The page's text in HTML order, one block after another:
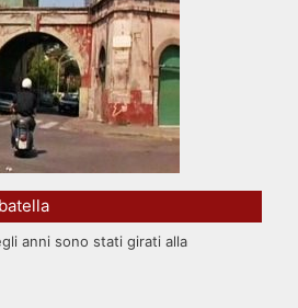
anni sono stati girati alla